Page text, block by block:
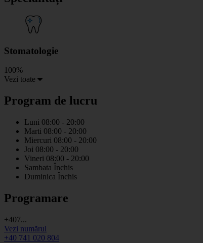
Stomatologie
100%
Vezi toate
Program de lucru
Luni 08:00 - 20:00
Marti 08:00 - 20:00
Miercuri 08:00 - 20:00
Joi 08:00 - 20:00
Vineri 08:00 - 20:00
Sambata Închis
Duminica Închis
Programare
+407...
Vezi numărul
+40 741 020 804